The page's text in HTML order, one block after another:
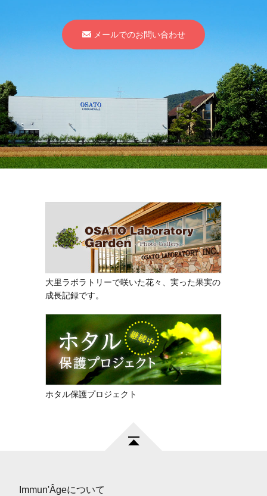
メールでのお問い合わせ
大里ラボラトリーで咲いた花々、実った果実の
成長記録です。
ホタル保護プロジェクト
Immun'Âgeについて